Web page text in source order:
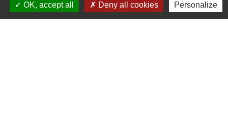
info@fleurie.org
OK, accept all
Deny all cookies Personalize